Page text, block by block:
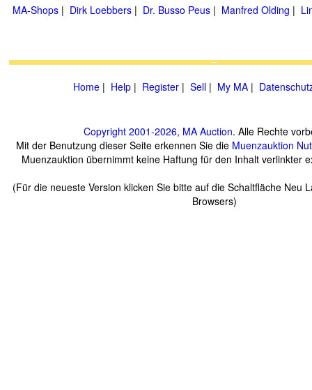
MA-Shops | Dirk Loebbers | Dr. Busso Peus | Manfred Olding |
Home | Help | Register | Sell | My MA |
Copyright 2001-2026, MA Auction. Alle Rechte
Mit der Benutzung dieser Seite erkennen Sie die Muenzauktion
Muenzauktion übernimmt keine Haftung für den Inhalt verlinkter
(Für die neueste Version klicken Sie bitte auf die Schaltfläche Neu
Browsers)